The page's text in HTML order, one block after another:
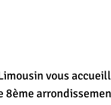
8ème vous
8ème